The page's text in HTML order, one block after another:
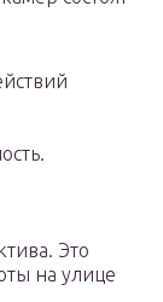
Это
на улице